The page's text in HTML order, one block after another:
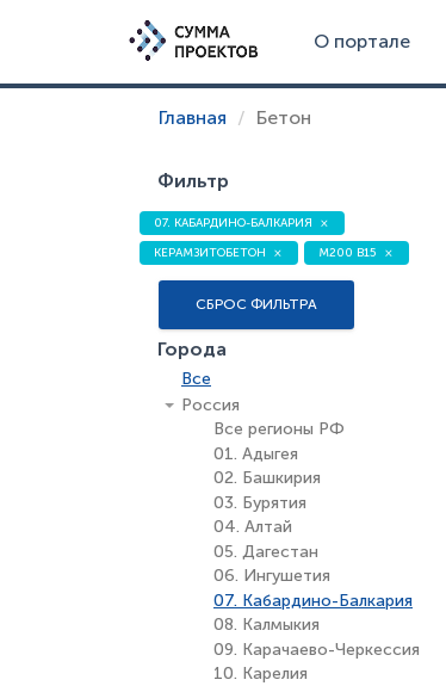
О портале
Главная Бетон
Фильтр
07. КАБАРДИНО-БАЛКАРИЯ
КЕРАМЗИТОБЕТОН М200 В15
СБРОС ФИЛЬТРА
Города
Все
Россия
Все регионы РФ
01. Адыгея
02. Башкирия
03. Бурятия
04. Алтай
05. Дагестан
06. Ингушетия
07. Кабардино-Балкария
08. Калмыкия
09. Карачаево-Черкессия
10. Карелия